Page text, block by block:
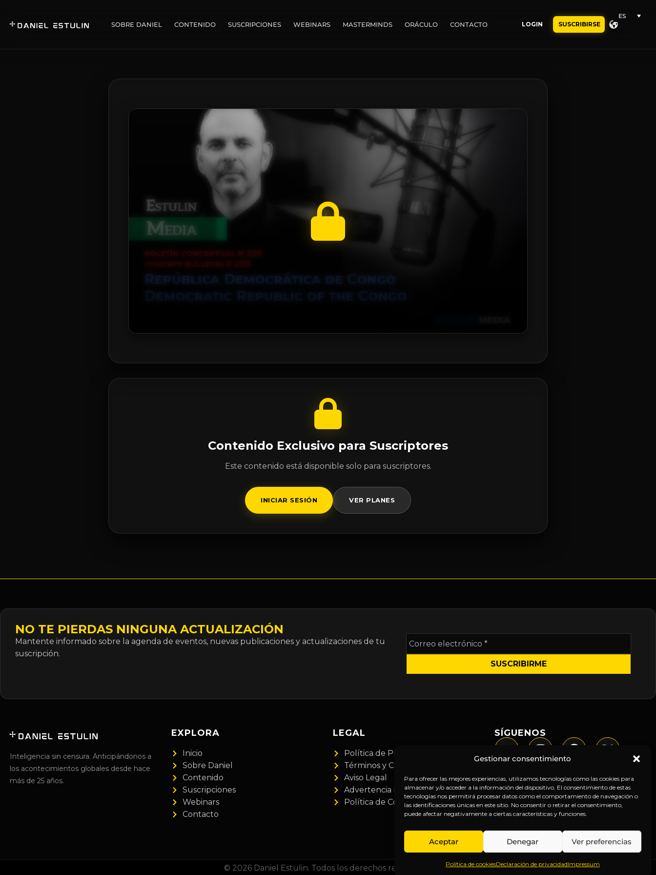
Gestionar consentimiento
Para ofrecer las mejores experiencias, utilizamos tecnologías como las cookies para
almacenar y/o acceder a la información del dispositivo. El consentimiento de estas
tecnologías nos permitirá procesar datos como el comportamiento de navegación o
las identificaciones únicas en este sitio. No consentir o retirar el consentimiento,
puede afectar negativamente a ciertas características y funciones.
Aceptar Denegar Ver preferencias
Política de cookiesDeclaración de privacidadImpressum
SOBRE DANIEL CONTENIDO SUSCRIPCIONES WEBINARS MASTERMINDS ORÁCULO CONTACTO LOGIN SUSCRIBIRSE
ES
Contenido Exclusivo para Suscriptores
Este contenido está disponible solo para suscriptores.
INICIAR SESIÓN VER PLANES
NO TE PIERDAS NINGUNA ACTUALIZACIÓN
Mantente informado sobre la agenda de eventos, nuevas publicaciones y actualizaciones de tu
suscripción.
Correo
electrónico
*
Inteligencia sin censura. Anticipándonos a
los acontecimientos globales desde hace
más de 25 años.
EXPLORA
Inicio
Sobre Daniel
Contenido
Suscripciones
Webinars
Contacto
LEGAL
Política de Privacidad
Términos y Condiciones
Aviso Legal
Advertencia Financiera
Política de Cookies
SÍGUENOS
© 2026 Daniel Estulin. Todos los derechos reservados.